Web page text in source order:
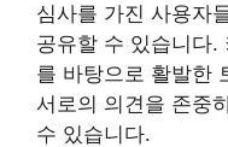
심사를 가진 사용자
공유할 수 있습니다.
를 바탕으로 활발한
서로의 의견을 존중
수 있습니다.